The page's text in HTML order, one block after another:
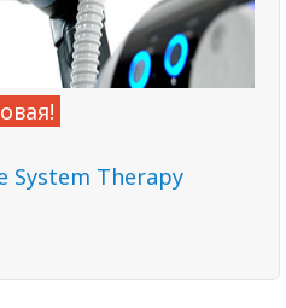
System Therapy
болевыми синдромами.
больше